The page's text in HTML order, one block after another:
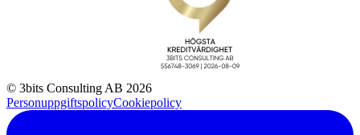
© 3bits Consulting AB 2026
PersonuppgiftspolicyCookiepolicy